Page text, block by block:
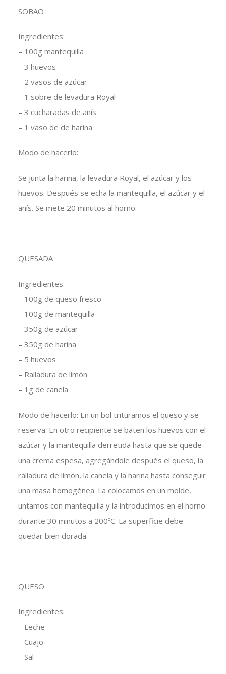
SOBAO
Ingredientes:
– 100g mantequilla
– 3 huevos
– 2 vasos de azúcar
– 1 sobre de levadura Royal
– 3 cucharadas de anís
– 1 vaso de de harina
Modo de hacerlo:
Se junta la harina, la levadura Royal, el azúcar y los
huevos. Después se echa la mantequilla, el azúcar y el
anís. Se mete 20 minutos al horno.
QUESADA
Ingredientes:
– 100g de queso fresco
– 100g de mantequilla
– 350g de azúcar
– 350g de harina
– 5 huevos
– Ralladura de limón
– 1g de canela
Modo de hacerlo: En un bol trituramos el queso y se
reserva. En otro recipiente se baten los huevos con el
azúcar y la mantequilla derretida hasta que se quede
una crema espesa, agregándole después el queso, la
ralladura de limón, la canela y la harina hasta conseguir
una masa homogénea. La colocamos en un molde,
untamos con mantequilla y la introducimos en el horno
durante 30 minutos a 200ºC. La superficie debe
quedar bien dorada.
QUESO
Ingredientes:
– Leche
– Cuajo
– Sal